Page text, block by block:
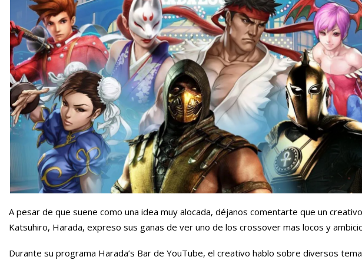
A pesar de que suene como una idea muy alocada, déjanos comentarte que un
Katsuhiro, Harada, expreso sus ganas de ver uno de los crossover mas locos y
Durante su programa Harada’s Bar de YouTube, el creativo hablo sobre diversos